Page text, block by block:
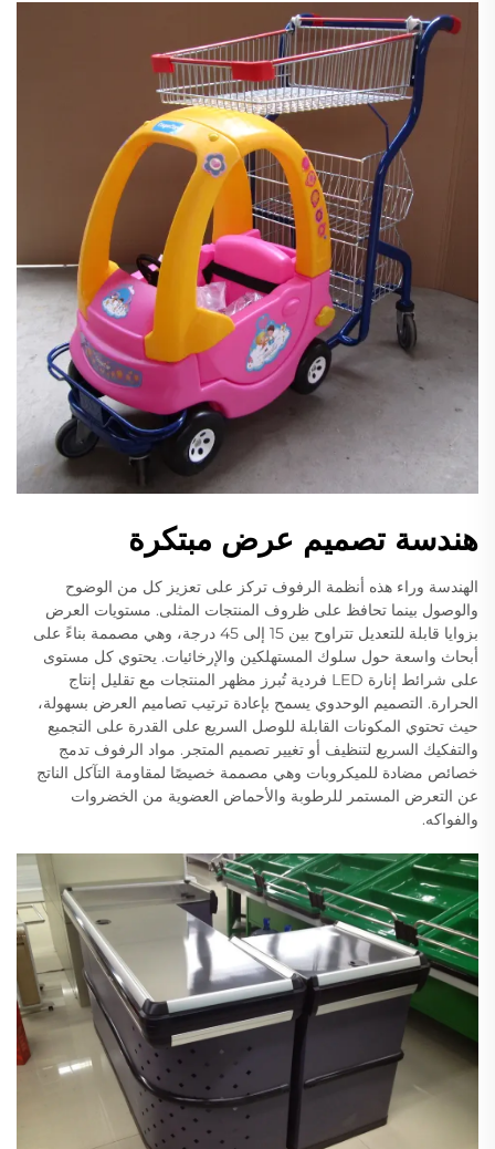
هندسة تصميم عرض مبتكرة
الهندسة وراء هذه أنظمة الرفوف تركز على تعزيز كل من الوضوح
والوصول بينما تحافظ على ظروف المنتجات المثلى. مستويات العرض
بزوايا قابلة للتعديل تتراوح بين 15 إلى 45 درجة، وهي مصممة بناءً على
أبحاث واسعة حول سلوك المستهلكين والإرخائيات. يحتوي كل مستوى
على شرائط إنارة LED فردية تُبرز مظهر المنتجات مع تقليل إنتاج
الحرارة. التصميم الوحدوي يسمح بإعادة ترتيب تصاميم العرض بسهولة،
حيث تحتوي المكونات القابلة للوصل السريع على القدرة على التجميع
والتفكيك السريع لتنظيف أو تغيير تصميم المتجر. مواد الرفوف تدمج
خصائص مضادة للميكروبات وهي مصممة خصيصًا لمقاومة التآكل الناتج
عن التعرض المستمر للرطوبة والأحماض العضوية من الخضروات
والفواكه.